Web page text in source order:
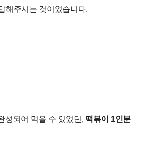
해주시는 것이었습니다.
성되어 먹을 수 있었던, 떡볶이 1인분